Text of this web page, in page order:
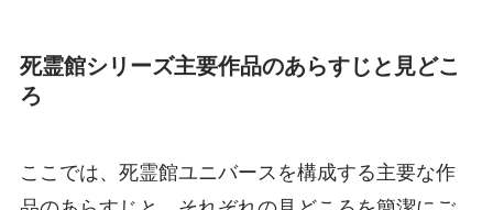
死霊館シリーズ主要作品のあらすじと見どこ
ろ
ここでは、死霊館ユニバースを構成する主要な作